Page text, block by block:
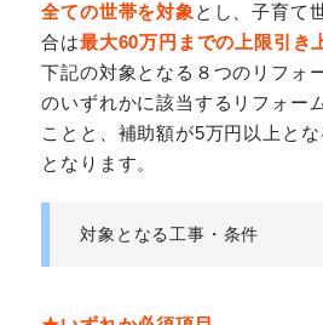
全ての世帯を対象 とし、子育て
合は最大60万円までの上限引き
下記の対象となる８つのリフォ
のいずれかに該当するリフォー
ことと、補助額が5万円以上と
となります。
対象となる工事・条件